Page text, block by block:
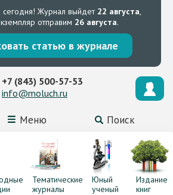
сегодня! Журнал выйдет 22 августа,
отправим 26 августа.
статью в журнале
Меню Поиск
+7 (843) 500-57-53
info@moluch.ru
Тематические
журналы
Юный
ученый
Издание
книг